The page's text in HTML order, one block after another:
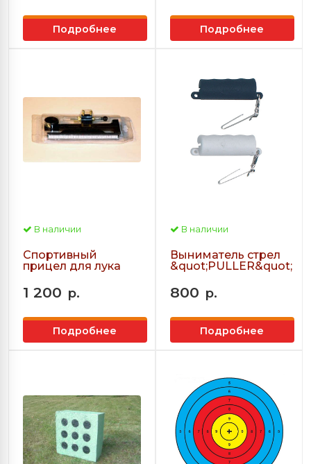
Подробнее Подробнее
В наличии
Спортивный
прицел для лука
1 200 р.
Подробнее
В наличии
Выниматель стрел
&quot;PULLER&quot;
800 р.
Подробнее